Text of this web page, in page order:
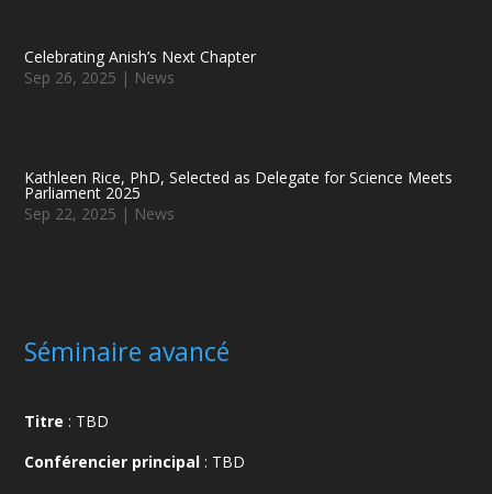
Celebrating Anish’s Next Chapter
Sep 26, 2025 | News
Kathleen Rice, PhD, Selected as Delegate for Science Meets
Parliament 2025
Sep 22, 2025 | News
Séminaire avancé
Titre : TBD
Conférencier principal : TBD